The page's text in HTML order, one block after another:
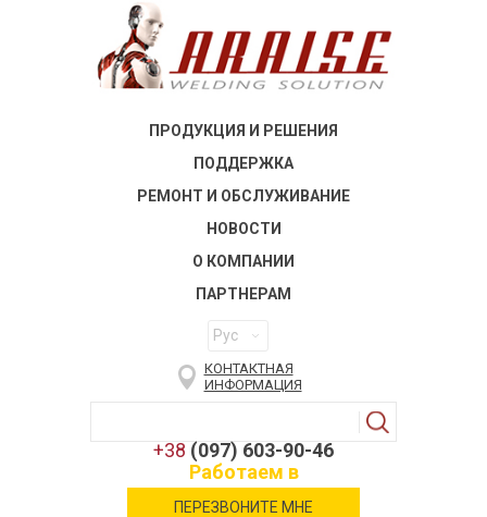
ПРОДУКЦИЯ И РЕШЕНИЯ
ПОДДЕРЖКА
РЕМОНТ И ОБСЛУЖИВАНИЕ
НОВОСТИ
О КОМПАНИИ
ПАРТНЕРАМ
Рус
КОНТАКТНАЯ
ИНФОРМАЦИЯ
+38 (097) 603-90-46
Работаем в
военное время
ПЕРЕЗВОНИТЕ МНЕ